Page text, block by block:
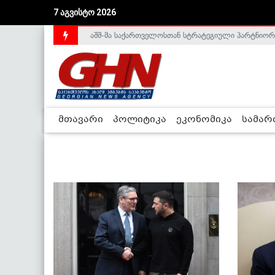
7 აგვისტო 2026
აშშ-მა საქართველოსთან სტრატეგიული
მთავარი პოლიტიკა ეკონომიკა